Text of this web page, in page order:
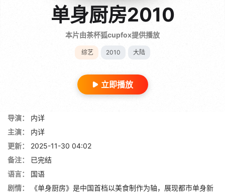
单身厨房2010
本片由茶杯狐cupfox提供播放
综艺 2010 大陆
立即播放
导演：
内详
主演：
内详
更新：
2025-11-30 04:02
备注：
已完结
语言：
国语
剧情：
《单身厨房》是中国首档以美食制作为轴，展现都市单身新